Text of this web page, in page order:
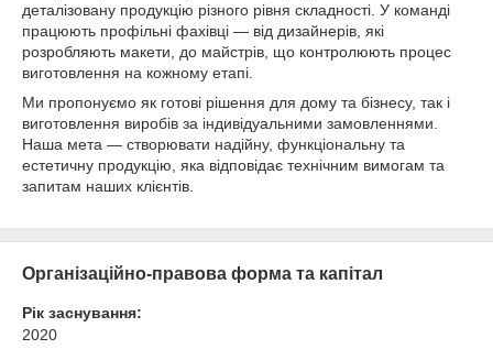
деталізовану продукцію різного рівня складності. У команді
працюють профільні фахівці — від дизайнерів, які
розробляють макети, до майстрів, що контролюють процес
виготовлення на кожному етапі.
Ми пропонуємо як готові рішення для дому та бізнесу, так і
виготовлення виробів за індивідуальними замовленнями.
Наша мета — створювати надійну, функціональну та
естетичну продукцію, яка відповідає технічним вимогам та
запитам наших клієнтів.
Організаційно-правова форма та капітал
Рік заснування:
2020